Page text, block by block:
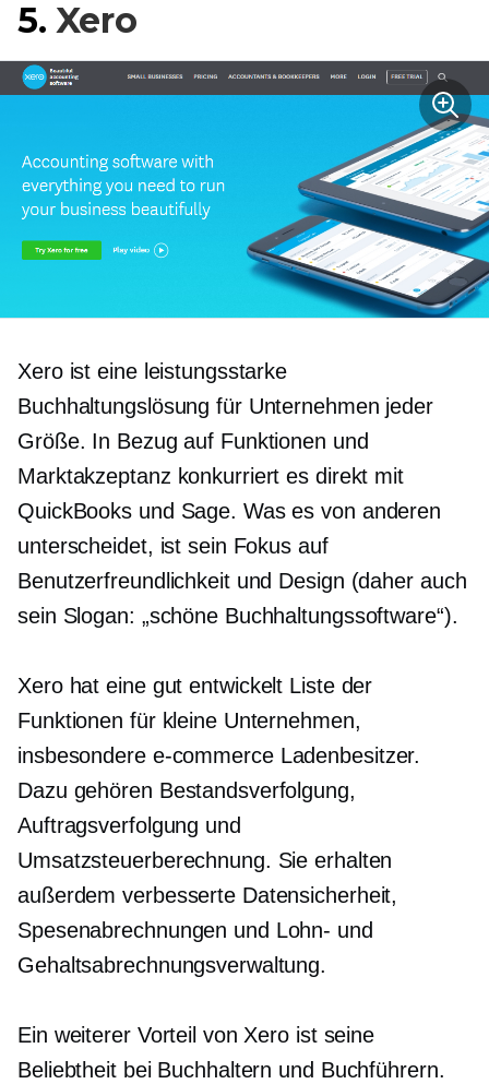
5. Xero
Xero ist eine leistungsstarke
Buchhaltungslösung für Unternehmen jeder
Größe. In Bezug auf Funktionen und
Marktakzeptanz konkurriert es direkt mit
QuickBooks und Sage. Was es von anderen
unterscheidet, ist sein Fokus auf
Benutzerfreundlichkeit und Design (daher auch
sein Slogan: „schöne Buchhaltungssoftware“).
Xero hat eine gut entwickelt Liste der
Funktionen für kleine Unternehmen,
insbesondere e-commerceLadenbesitzer.
Dazu gehören Bestandsverfolgung,
Auftragsverfolgung und
Umsatzsteuerberechnung. Sie erhalten
außerdem verbesserte Datensicherheit,
Spesenabrechnungen und Lohn- und
Gehaltsabrechnungsverwaltung.
Ein weiterer Vorteil von Xero ist seine
Beliebtheit bei Buchhaltern und Buchführern.